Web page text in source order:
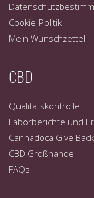
Cookie-Politik
Mein Wunschzettel
CBD
Qualitätskontrolle
Laborberichte und
Cannadoca Give
CBD Großhandel
FAQs